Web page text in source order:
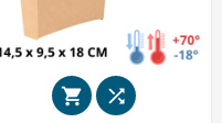
 